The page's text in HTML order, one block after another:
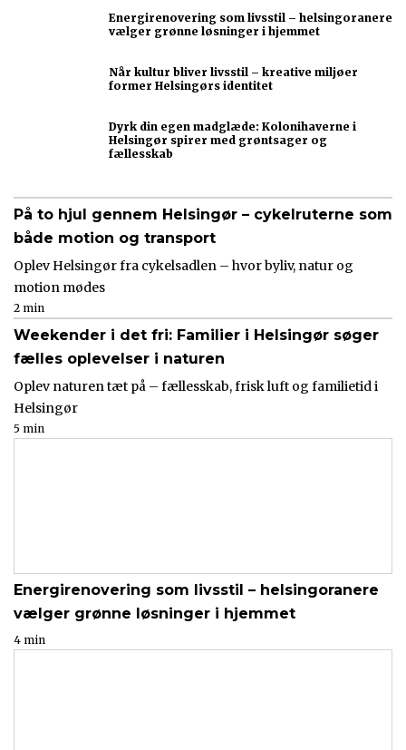
Energirenovering som livsstil – helsingoranere
vælger grønne løsninger i hjemmet
Når kultur bliver livsstil – kreative miljøer
former Helsingørs identitet
Dyrk din egen madglæde: Kolonihaverne i
Helsingør spirer med grøntsager og
fællesskab
På to hjul gennem Helsingør – cykelruterne som
både motion og transport
Oplev Helsingør fra cykelsadlen – hvor byliv, natur og
motion mødes
2 min
Weekender i det fri: Familier i Helsingør søger
fælles oplevelser i naturen
Oplev naturen tæt på – fællesskab, frisk luft og familietid i
Helsingør
5 min
Energirenovering som livsstil – helsingoranere
vælger grønne løsninger i hjemmet
4 min